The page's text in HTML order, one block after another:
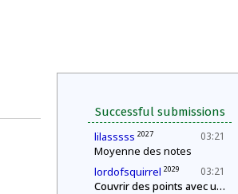
Successful submissions
03:21
lilasssss 2027
Moyenne des notes
03:21
lordofsquirrel 2029
Couvrir des points avec un segment de longueur fixe